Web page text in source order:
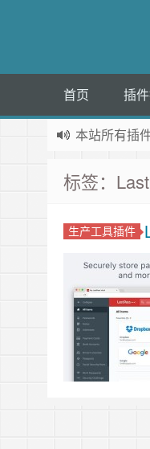
首页 插
本站所有插
标签：
生产工具插件